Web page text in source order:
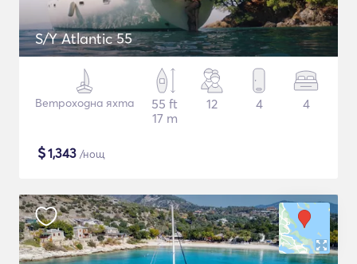
S/Y Atlantic 55
Ветроходна яхта
55 ft
17 m
12 4 4
$1,343 /нощ